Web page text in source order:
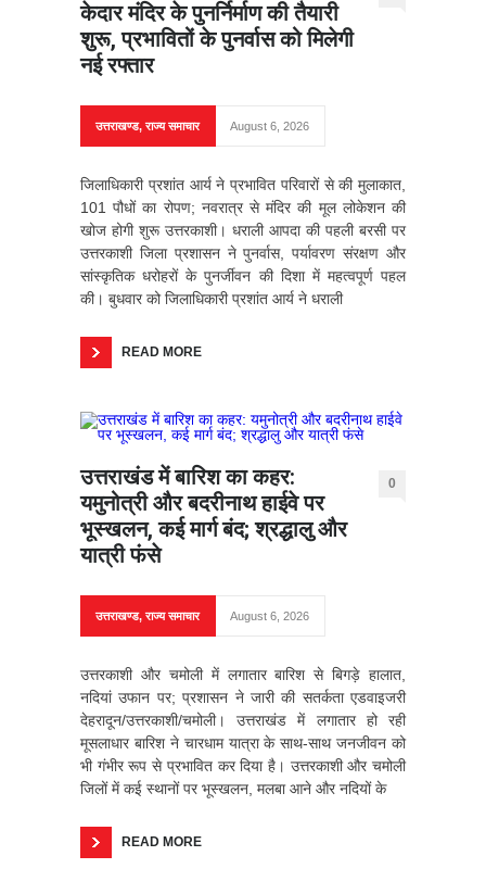
केदार मंदिर के पुनर्निर्माण की तैयारी
शुरू, प्रभावितों के पुनर्वास को मिलेगी
नई रफ्तार
उत्तराखण्ड,राज्य समाचार August 6, 2026
जिलाधिकारी प्रशांत आर्य ने प्रभावित परिवारों से की मुलाकात,
101 पौधों का रोपण; नवरात्र से मंदिर की मूल लोकेशन की
खोज होगी शुरू उत्तरकाशी। धराली आपदा की पहली बरसी पर
उत्तरकाशी जिला प्रशासन ने पुनर्वास, पर्यावरण संरक्षण और
सांस्कृतिक धरोहरों के पुनर्जीवन की दिशा में महत्वपूर्ण पहल
की। बुधवार को जिलाधिकारी प्रशांत आर्य ने धराली
READ MORE
उत्तराखंड में बारिश का कहर:
यमुनोत्री और बदरीनाथ हाईवे पर
भूस्खलन, कई मार्ग बंद; श्रद्धालु और
यात्री फंसे
0
उत्तराखण्ड,राज्य समाचार August 6, 2026
उत्तरकाशी और चमोली में लगातार बारिश से बिगड़े हालात,
नदियां उफान पर; प्रशासन ने जारी की सतर्कता एडवाइजरी
देहरादून/उत्तरकाशी/चमोली। उत्तराखंड में लगातार हो रही
मूसलाधार बारिश ने चारधाम यात्रा के साथ-साथ जनजीवन को
भी गंभीर रूप से प्रभावित कर दिया है। उत्तरकाशी और चमोली
जिलों में कई स्थानों पर भूस्खलन, मलबा आने और नदियों के
READ MORE